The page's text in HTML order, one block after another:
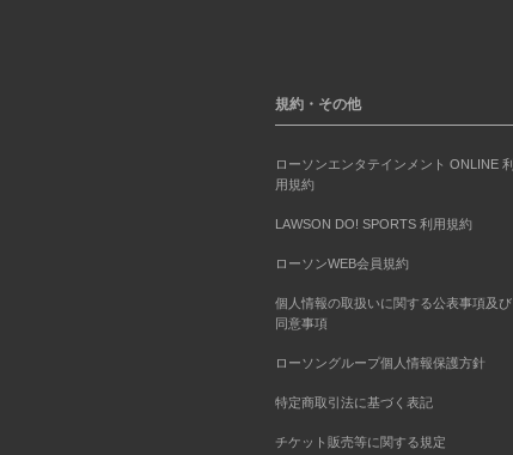
規約・その他
ローソンエンタテインメント ONLINE 利
用規約
LAWSON DO! SPORTS 利用規約
ローソンWEB会員規約
個人情報の取扱いに関する公表事項及び
同意事項
ローソングループ個人情報保護方針
特定商取引法に基づく表記
チケット販売等に関する規定